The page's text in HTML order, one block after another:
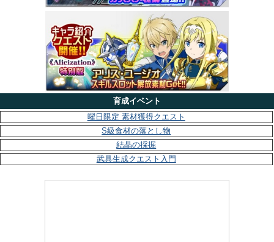
育成イベント
曜日限定 素材獲得クエスト
S級食材の落とし物
結晶の採掘
武具生成クエスト入門